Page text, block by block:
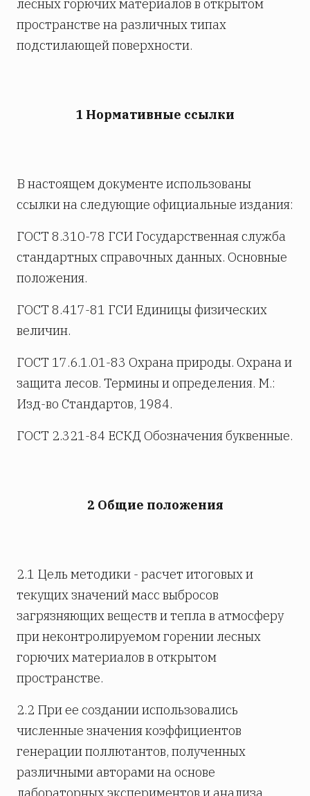
лесных горючих материалов в открытом
пространстве на различных типах
подстилающей поверхности.
1 Нормативные ссылки
В настоящем документе использованы
ссылки на следующие официальные издания:
ГОСТ 8.310-78 ГСИ Государственная служба
стандартных справочных данных. Основные
положения.
ГОСТ 8.417-81 ГСИ Единицы физических
величин.
ГОСТ 17.6.1.01-83 Охрана природы. Охрана и
защита лесов. Термины и определения. М.:
Изд-во Стандартов, 1984.
ГОСТ 2.321-84 ЕСКД Обозначения буквенные.
2 Общие положения
2.1 Цель методики - расчет итоговых и
текущих значений масс выбросов
загрязняющих веществ и тепла в атмосферу
при неконтролируемом горении лесных
горючих материалов в открытом
пространстве.
2.2 При ее создании использовались
численные значения коэффициентов
генерации поллютантов, полученных
различными авторами на основе